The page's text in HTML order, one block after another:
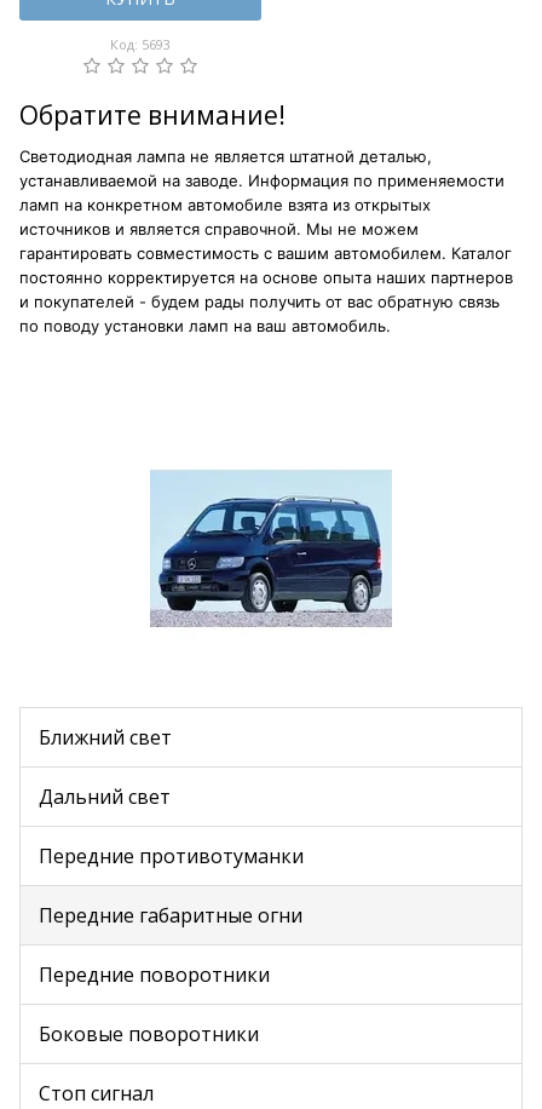
Код: 5693
Обратите внимание!
Светодиодная лампа не является штатной деталью,
устанавливаемой на заводе. Информация по применяемости
ламп на конкретном автомобиле взята из открытых
источников и является справочной. Мы не можем
гарантировать совместимость с вашим автомобилем. Каталог
постоянно корректируется на основе опыта наших партнеров
и покупателей - будем рады получить от вас обратную связь
по поводу установки ламп на ваш автомобиль.
Ближний свет
Дальний свет
Передние противотуманки
Передние габаритные огни
Передние поворотники
Боковые поворотники
Стоп сигнал